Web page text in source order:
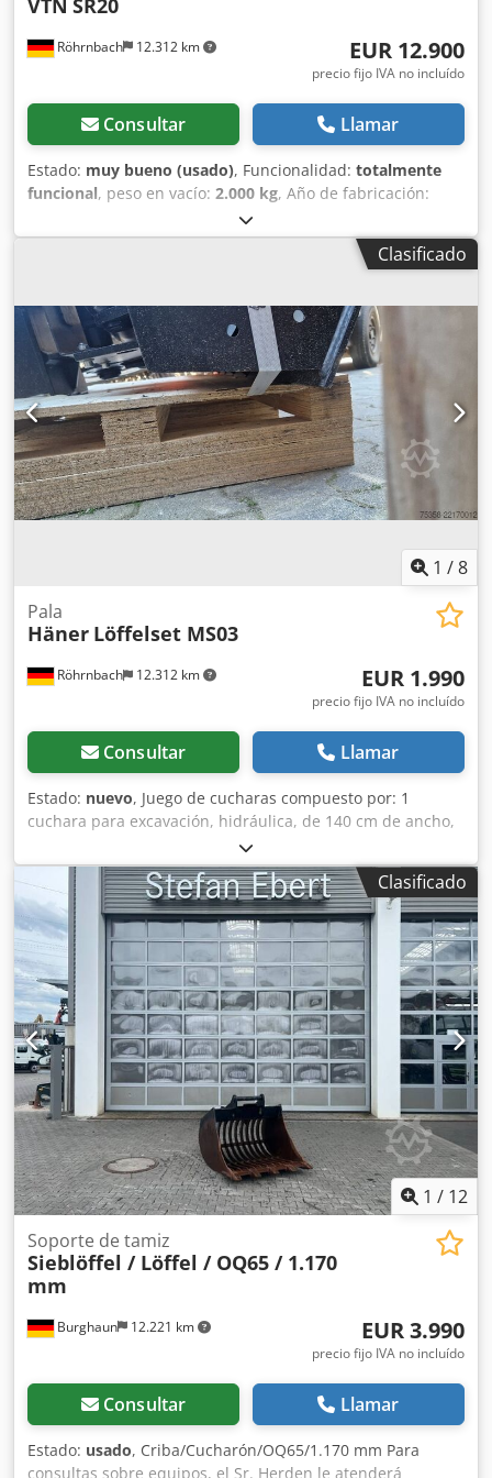
Röhrnbach 12.312 km
VTN SR20
EUR 12.900
precio fijo IVA no incluído
Consultar Llamar
Estado: muy bueno (usado), Funcionalidad: totalmente
funcional, peso en vacío: 2.000 kg, Año de fabricación:
, Cucharón separador en perfecto estado, listo para
usar de inmediato, incluye 2 tambores. Dkedezghk Ispfx
Clasificado
1 /8
Röhrnbach 12.312 km
Pala
Häner Löffelset MS03
EUR 1.990
precio fijo IVA no incluído
Consultar Llamar
Estado: nuevo, Juego de cucharas compuesto por: 1
cuchara para excavación, hidráulica, de 140 cm de ancho,
de diseño reforzado para excavadoras de hasta 6
toneladas. Dedpfxezfwp Rj Ahmekr 1 cuchara profunda de
30 cm, con dientes desmontables, para excavadoras de
hasta 6 toneladas. 1 cuchara profunda de 60 cm, con
dientes desmontables, para excavadoras de hasta 6
toneladas.
Clasificado
1 / 12
Burghaun 12.221 km
Soporte de tamiz
Sieblöffel / Löffel / OQ65 / 1.170
mm
EUR 3.990
precio fijo IVA no incluído
Consultar Llamar
Estado: usado, Criba/Cucharón/OQ65/1.170 mm Para
consultas sobre equipos, el Sr. Herden le atenderá